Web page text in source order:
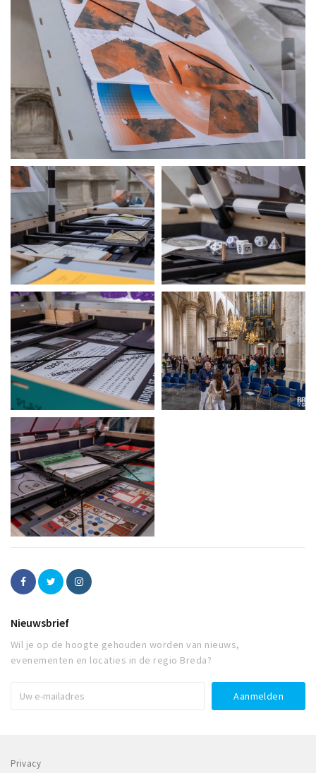
Nieuwsbrief
Wil je op de hoogte gehouden worden van nieuws,
evenementen en locaties in de regio Breda?
Privacy